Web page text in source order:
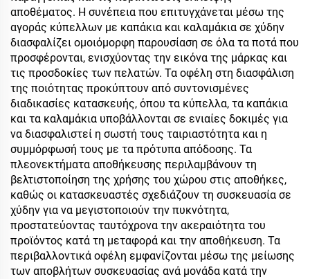
αποθέματος. Η συνέπεια που επιτυγχάνεται μέσω της
αγοράς κύπελλων με καπάκια και καλαμάκια σε χύδην
διασφαλίζει ομοιόμορφη παρουσίαση σε όλα τα ποτά που
προσφέρονται, ενισχύοντας την εικόνα της μάρκας και
τις προσδοκίες των πελατών. Τα οφέλη στη διασφάλιση
της ποιότητας προκύπτουν από συντονισμένες
διαδικασίες κατασκευής, όπου τα κύπελλα, τα καπάκια
και τα καλαμάκια υποβάλλονται σε ενιαίες δοκιμές για
να διασφαλιστεί η σωστή τους ταιριαστότητα και η
συμμόρφωσή τους με τα πρότυπα απόδοσης. Τα
πλεονεκτήματα αποθήκευσης περιλαμβάνουν τη
βελτιστοποίηση της χρήσης του χώρου στις αποθήκες,
καθώς οι κατασκευαστές σχεδιάζουν τη συσκευασία σε
χύδην για να μεγιστοποιούν την πυκνότητα,
προστατεύοντας ταυτόχρονα την ακεραιότητα του
προϊόντος κατά τη μεταφορά και την αποθήκευση. Τα
περιβαλλοντικά οφέλη εμφανίζονται μέσω της μείωσης
των αποβλήτων συσκευασίας ανά μονάδα κατά την